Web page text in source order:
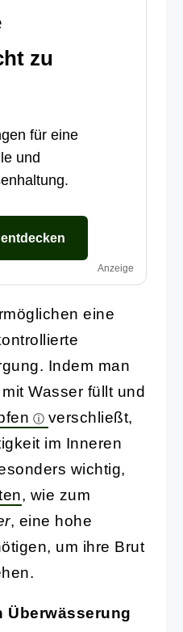
zu
für eine
und
Anzeige
eine
Indem man
Wasser füllt und
verschließt,
im Inneren
wichtig,
, wie zum
, eine hohe
um ihre Brut
Überwässerung